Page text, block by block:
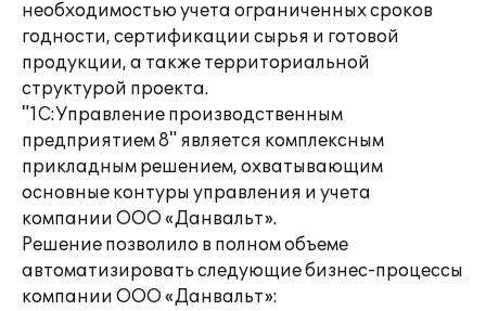
необходимостью учета ограниченных сроков
годности, сертификации сырья и готовой
продукции, а также территориальной
структурой проекта.
"1C:Управление производственным
предприятием 8" является комплексным
прикладным решением, охватывающим
основные контуры управления и учета
компании ООО «Данвальт».
Решение позволило в полном объеме
автоматизировать следующие бизнес-процессы
компании ООО «Данвальт»: